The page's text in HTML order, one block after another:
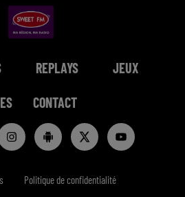
REPLAYS JEUX
CONTACT
Politique de confidentialité